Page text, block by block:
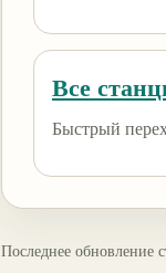
Все
Быстрый
Последнее обновление